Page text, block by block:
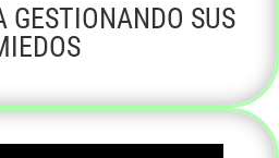
GESTIONANDO SUS